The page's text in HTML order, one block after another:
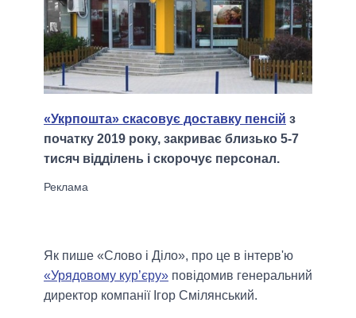
«Укрпошта» скасовує доставку пенсій з
початку 2019 року, закриває близько 5-7
тисяч відділень і скорочує персонал.
Як пише «Слово і Діло», про це в інтерв'ю
«Урядовому кур’єру» повідомив генеральний
директор компанії Ігор Смілянський.